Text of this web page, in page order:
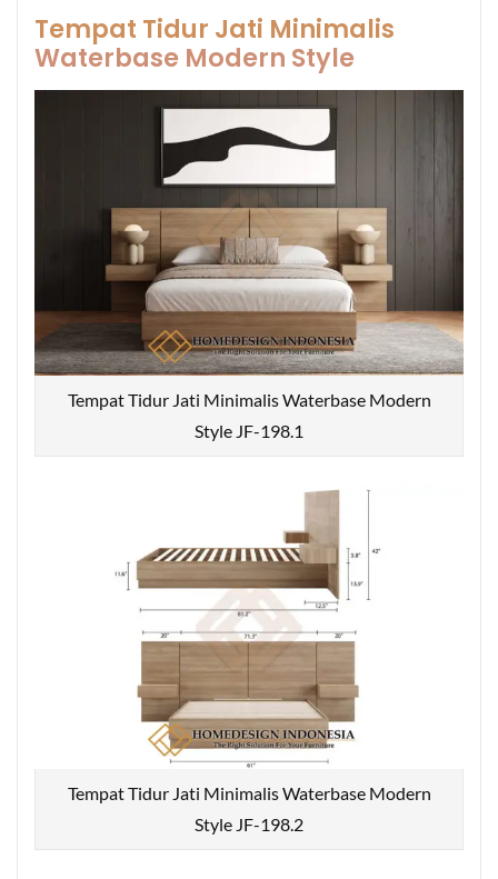
Tempat Tidur Jati Minimalis
Waterbase Modern Style
Tempat Tidur Jati Minimalis Waterbase Modern
Style JF-198.1
Tempat Tidur Jati Minimalis Waterbase Modern
Style JF-198.2